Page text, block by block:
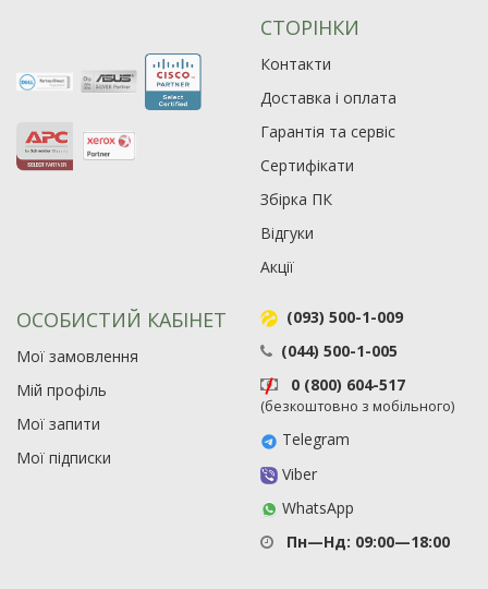
21
СТОРІНКИ
Контакти
Доставка і оплата
Гарантія та сервіс
Сертифікати
Збірка ПК
Відгуки
Акції
ОСОБИСТИЙ КАБІНЕТ
Мої замовлення
Мій профіль
Мої запити
Мої підписки
(093) 500-1-009
(044) 500-1-005
0 (800) 604-517
(безкоштовно з мобільного)
Telegram
Viber
WhatsApp
Пн—Нд: 09:00—18:00